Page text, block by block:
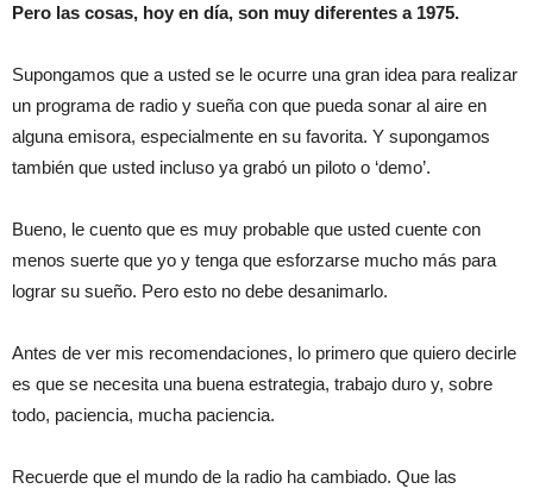
Pero las cosas, hoy en día, son muy diferentes a 1975.
Supongamos que a usted se le ocurre una gran idea para realizar
un programa de radio y sueña con que pueda sonar al aire en
alguna emisora, especialmente en su favorita. Y supongamos
también que usted incluso ya grabó un piloto o ‘demo’.
Bueno, le cuento que es muy probable que usted cuente con
menos suerte que yo y tenga que esforzarse mucho más para
lograr su sueño. Pero esto no debe desanimarlo.
Antes de ver mis recomendaciones, lo primero que quiero decirle
es que se necesita una buena estrategia, trabajo duro y, sobre
todo, paciencia, mucha paciencia.
Recuerde que el mundo de la radio ha cambiado. Que las